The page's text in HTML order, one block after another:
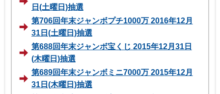
日(土曜日)抽選
第706回年末ジャンボプチ1000万 2016年12月
31日(土曜日)抽選
第688回年末ジャンボ宝くじ 2015年12月31日
(木曜日)抽選
第689回年末ジャンボミニ7000万 2015年12月
31日(木曜日)抽選